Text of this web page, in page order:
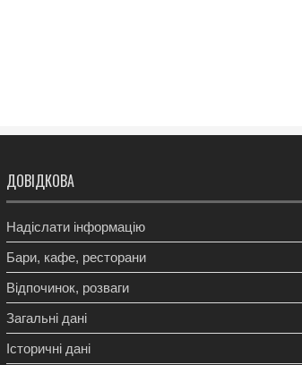
ДОВІДКОВА
Надіслати інформацію
Бари, кафе, ресторани
Відпочинок, розваги
Загальні дані
Історичні дані